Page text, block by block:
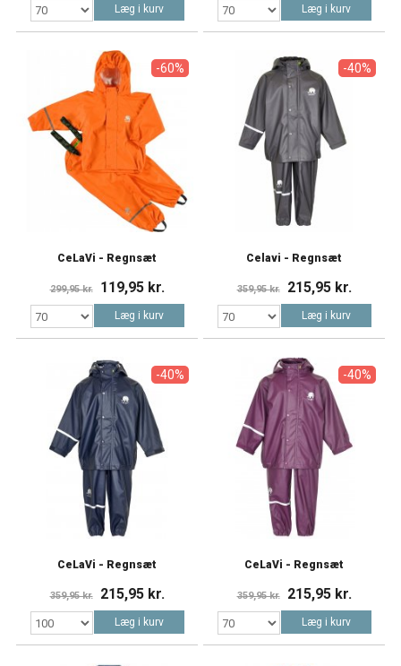
Læg i kurv Læg i kurv
-60%
CeLaVi - Regnsæt
299,95 kr. 119,95 kr.
Læg i kurv
-40%
Celavi - Regnsæt
359,95 kr. 215,95 kr.
Læg i kurv
-40%
CeLaVi - Regnsæt
359,95 kr. 215,95 kr.
Læg i kurv
-40%
CeLaVi - Regnsæt
359,95 kr. 215,95 kr.
Læg i kurv